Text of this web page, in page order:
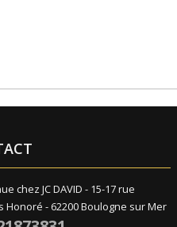
chez JC DAVID - 15-17 rue
Honoré - 62200 Boulogne sur Mer